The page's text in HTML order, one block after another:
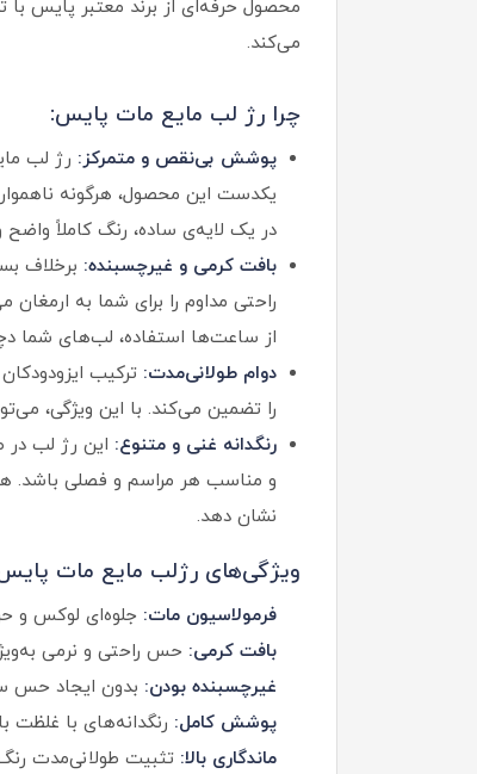
محصول حرفه‌ای از برند معتبر پایس با
می‌کند.
چرا رژ لب مایع مات پایس:
پوشش‌ بی‌نقص و متمرکز: رژ لب
یکدست این محصول، هرگونه
در یک لایه‌ی ساده، رنگ کاملاً
بافت کرمی و غیرچسبنده: برخلاف
راحتی مداوم را برای شما به
از ساعت‌ها استفاده، لب‌های شما
دوام طولانی‌مدت: ترکیب
را تضمین می‌کند. با این ویژگی،
رنگدانه غنی و متنوع: این رژ لب
و مناسب هر مراسم و فصلی باشد.
نشان دهد.
ویژگی‌های رژلب مایع مات
فرمولاسیون مات: جلوه‌ای لوکس و
بافت کرمی: حس راحتی و نرمی
غیرچسبنده بودن: بدون ایجاد حس
پوشش کامل: رنگدانه‌های با
ماندگاری بالا: تثبیت طولانی‌مدت رنگ